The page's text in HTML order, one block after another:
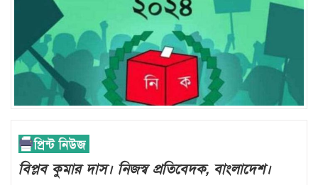
বিপ্লব কুমার দাস। নিজস্ব প্রতিবেদক, বাংলাদেশ।